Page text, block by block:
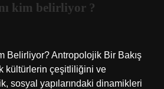
kim belirliyor ?
Belirliyor? Antropolojik Bir Bakış
kültürlerin çeşitliliğini ve
sosyal yapılarındaki dinamikleri